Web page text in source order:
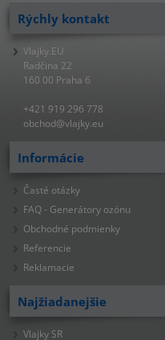
Rýchly kontakt
Vlajky.EU
Radčina 22
160 00 Praha 6
+421 919 296 778
obchod@vlajky.eu
Informácie
Časté otázky
FAQ - Generátory ozónu
Obchodné podmienky
Referencie
Reklamacie
Najžiadanejšie
Vlajky SR